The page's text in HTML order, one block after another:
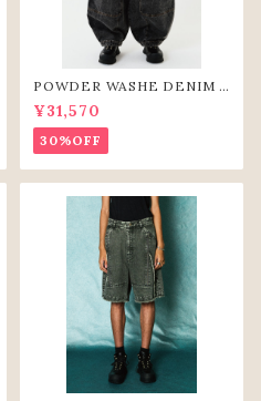
POWDER WASHE DENIM C
URVE PANTS(BLK)
¥31,570
30%OFF